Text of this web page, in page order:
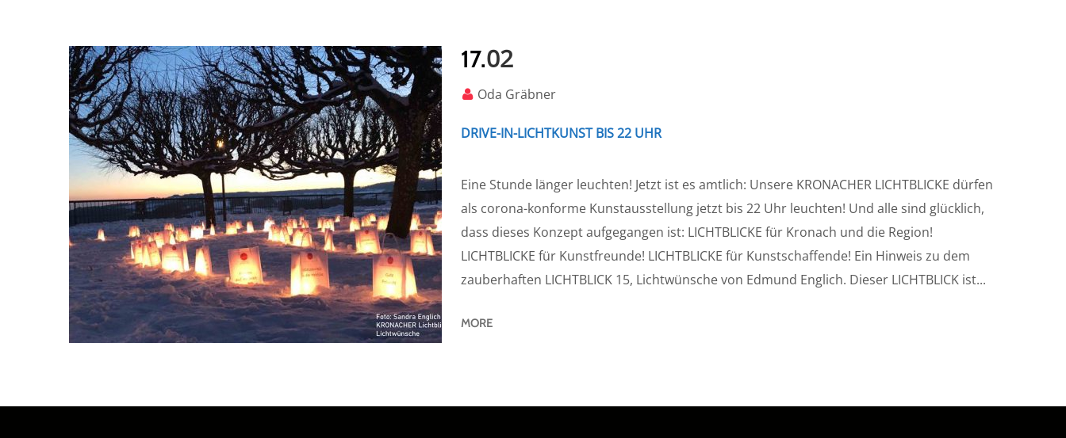
17.02
Oda Gräbner
DRIVE-IN-LICHTKUNST BIS 22 UHR
Eine Stunde länger leuchten! Jetzt ist es amtlich: Unsere KRONACHER LICHTBLICKE dürfen
als corona-konforme Kunstausstellung jetzt bis 22 Uhr leuchten! Und alle sind glücklich,
dass dieses Konzept aufgegangen ist: LICHTBLICKE für Kronach und die Region!
LICHTBLICKE für Kunstfreunde! LICHTBLICKE für Kunstschaffende! Ein Hinweis zu dem
zauberhaften LICHTBLICK 15, Lichtwünsche von Edmund Englich. Dieser LICHTBLICK ist...
MORE